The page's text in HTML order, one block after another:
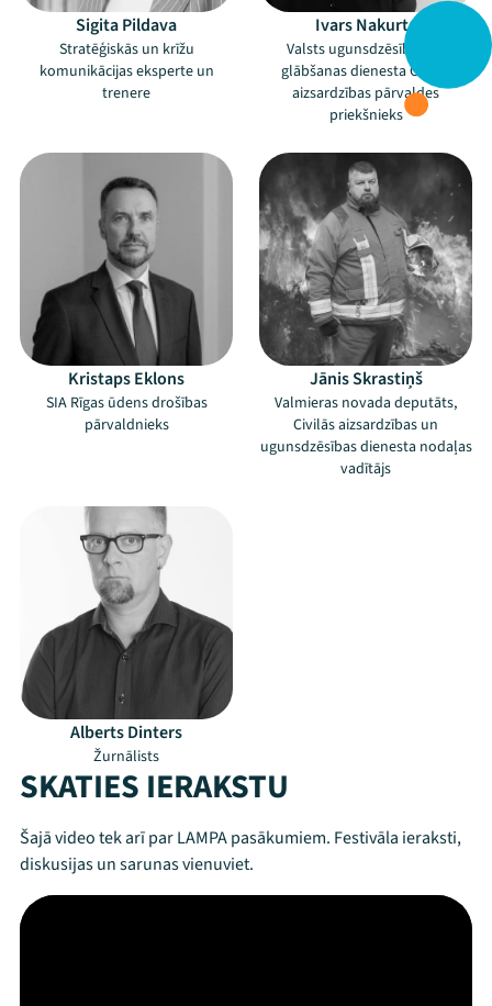
Sigita Pildava
Stratēģiskās un krīžu
komunikācijas eksperte un
trenere
Ivars Nakurts
Valsts ugunsdzēsības un
glābšanas dienesta Civilās
aizsardzības pārvaldes
priekšnieks
Kristaps Eklons
SIA Rīgas ūdens drošības
pārvaldnieks
Jānis Skrastiņš
Valmieras novada deputāts,
Civilās aizsardzības un
ugunsdzēsības dienesta nodaļas
vadītājs
Alberts Dinters
Žurnālists
SKATIES IERAKSTU
Šajā video tek arī par LAMPA pasākumiem. Festivāla ieraksti,
diskusijas un sarunas vienuviet.